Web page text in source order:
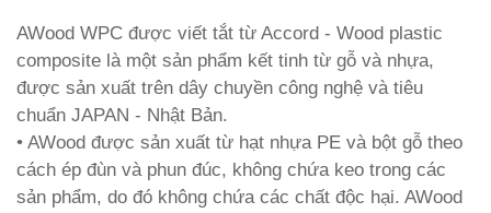
AWood WPC được viết tắt từ Accord - Wood plastic
composite là một sản phẩm kết tinh từ gỗ và nhựa,
được sản xuất trên dây chuyền công nghệ và tiêu
chuẩn JAPAN - Nhật Bản.
• AWood được sản xuất từ hạt nhựa PE và bột gỗ theo
cách ép đùn và phun đúc, không chứa keo trong các
sản phẩm, do đó không chứa các chất độc hại. AWood